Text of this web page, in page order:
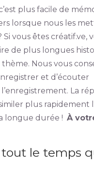
plus facile de
lorsque nous les
Si vous êtes créatif.ve,
de plus longues
Nous vous
et d’écouter
La
plus rapidement
longue durée ! À
le temps